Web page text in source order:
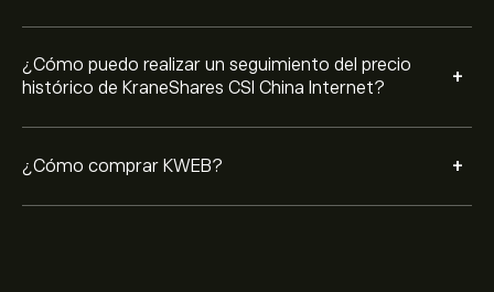
¿Cómo puedo realizar un seguimiento del precio
histórico de KraneShares CSI China Internet?
+
¿Cómo comprar KWEB? +